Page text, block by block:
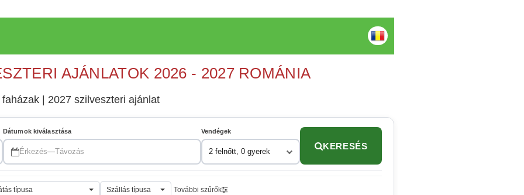
AJÁNLATOK 2026 - 2027 ROMÁNIA
| 2027 szilveszteri ajánlat
Dátumok kiválasztása
Érkezés—Távozás
Vendégek
2 felnőtt, 0 gyerek
KERESÉS
típusa Szállás típusa További szűrők